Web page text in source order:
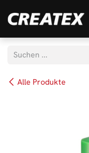
Alle Produkte